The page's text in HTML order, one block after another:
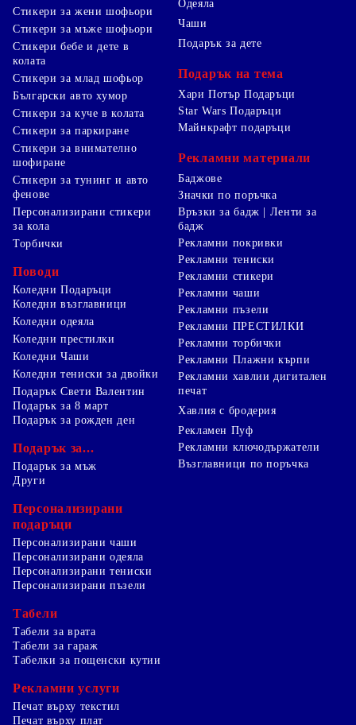
Стикери за жени шофьори
Стикери за мъже шофьори
Стикери бебе и дете в
колата
Стикери за млад шофьор
Български авто хумор
Стикери за куче в колата
Стикери за паркиране
Стикери за внимателно
шофиране
Стикери за тунинг и авто
фенове
Персонализирани стикери
за кола
Торбички
Поводи
Коледни Подаръци
Коледни възглавници
Коледни одеяла
Коледни престилки
Коледни Чаши
Коледни тениски за двойки
Подарък Свети Валентин
Подарък за 8 март
Подарък за рожден ден
Подарък за...
Подарък за мъж
Одеяла
Чаши
Подарък за дете
Подарък на тема
Хари Потър Подаръци
Star Wars Подаръци
Майнкрафт подаръци
Рекламни материали
Баджове
Значки по поръчка
Връзки за бадж | Ленти за
бадж
Рекламни покривки
Рекламни тениски
Рекламни стикери
Рекламни чаши
Рекламни пъзели
Рекламни ПРЕСТИЛКИ
Рекламни торбички
Рекламни Плажни кърпи
Рекламни хавлии дигитален
печат
Хавлия с бродерия
Рекламен Пуф
Рекламни ключодържатели
Възглавници по поръчка
Други
Персонализирани
подаръци
Персонализирани чаши
Персонализирани одеяла
Персонализирани тениски
Персонализирани пъзели
Табели
Табели за врата
Табели за гараж
Табелки за пощенски кутии
Рекламни услуги
Печат върху текстил
Печат върху плат